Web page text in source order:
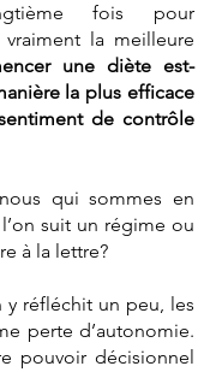
fois pour
la meilleure
une diète est-
la plus efficace
de contrôle
qui sommes en
suit un régime ou
à la lettre?
y réfléchit un peu, les
perte d’autonomie.
pouvoir décisionnel